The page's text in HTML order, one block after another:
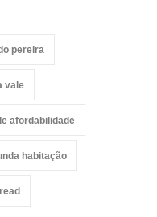
pereira
vale
afordabilidade
habitação